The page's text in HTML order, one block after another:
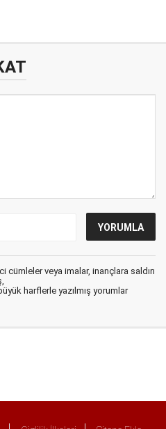
cümleler veya imalar, inançlara saldırı
harflerle yazılmış yorumlar